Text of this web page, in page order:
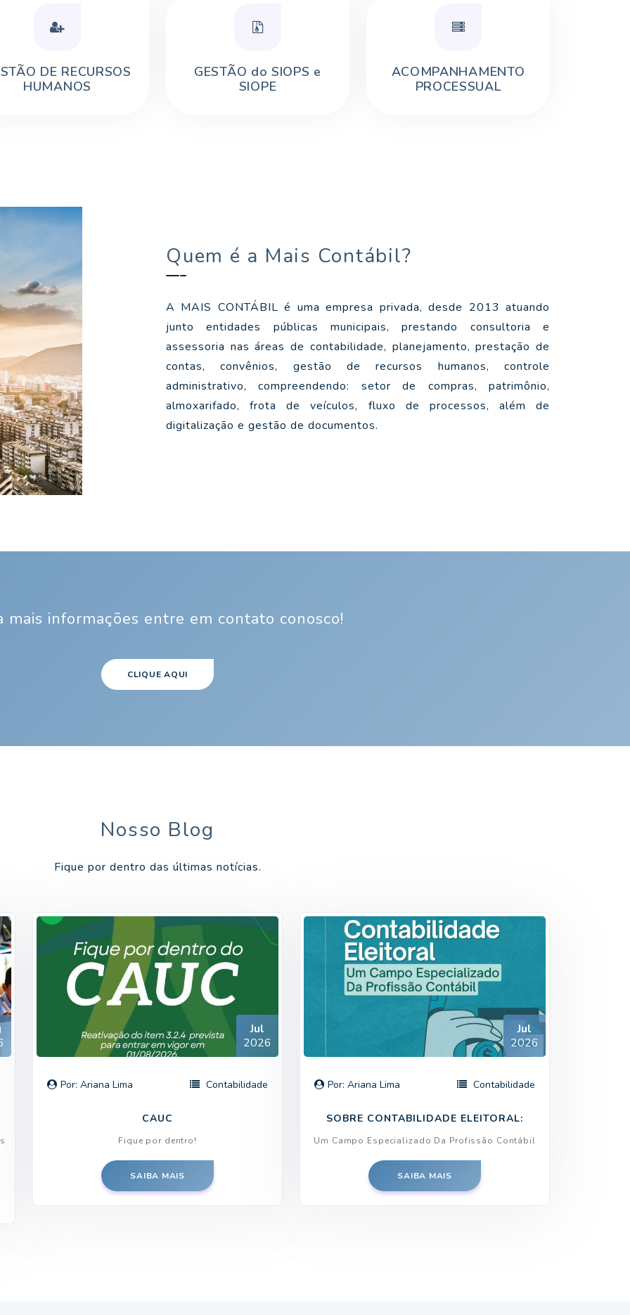
DE RECURSOS
HUMANOS
GESTÃO do SIOPS e
SIOPE
ACOMPANHAMENTO
PROCESSUAL
Quem é a Mais Contábil?
A MAIS CONTÁBIL é uma empresa privada, desde 2013 atuando
junto entidades públicas municipais, prestando consultoria e
assessoria nas áreas de contabilidade, planejamento, prestação de
contas, convênios, gestão de recursos humanos, controle
administrativo, compreendendo: setor de compras, patrimônio,
almoxarifado, frota de veículos, fluxo de processos, além de
digitalização e gestão de documentos.
mais informações entre em contato conosco!
CLIQUE AQUI
Nosso Blog
Fique por dentro das últimas notícias.
Jul
2026
Por: Ariana Lima Contabilidade
CAUC
Fique por dentro!
SAIBA MAIS
Jul
2026
Por: Ariana Lima Contabilidade
SOBRE CONTABILIDADE ELEITORAL:
Um Campo Especializado Da Profissão Contábil
SAIBA MAIS